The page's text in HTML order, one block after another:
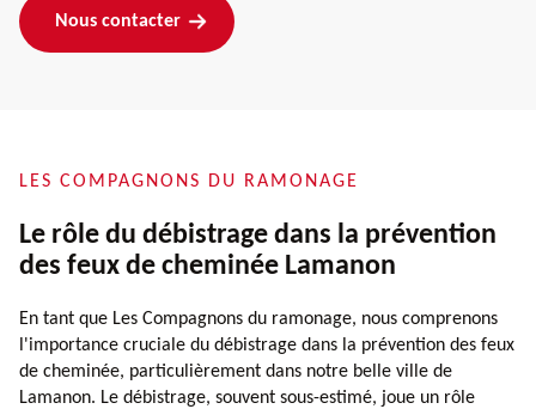
Nous contacter
LES COMPAGNONS DU RAMONAGE
Le rôle du débistrage dans la prévention
des feux de cheminée Lamanon
En tant que Les Compagnons du ramonage, nous comprenons
l'importance cruciale du débistrage dans la prévention des feux
de cheminée, particulièrement dans notre belle ville de
Lamanon. Le débistrage, souvent sous-estimé, joue un rôle